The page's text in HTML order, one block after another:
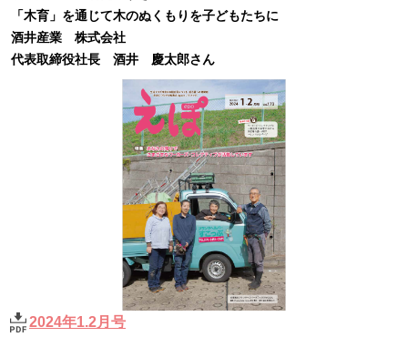
「木育」を通じて木のぬくもりを子どもたちに
酒井産業 株式会社
代表取締役社長 酒井 慶太郎さん
2024年1.2月号